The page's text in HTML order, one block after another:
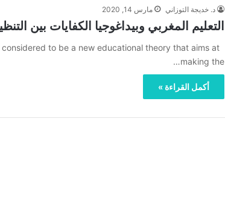
د. خديجة التوزاني مارس 14, 2020
التعليم المغربي وبيداغوجيا الكفايات بين
to be a new educational theory that aims at
making the…
أكمل القراءة »